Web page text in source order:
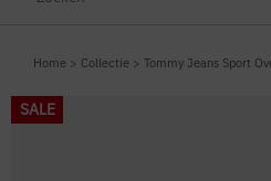
Home > Collectie > Tommy Jeans Sport
SALE